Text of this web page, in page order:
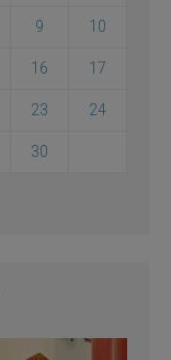
9 10
16 17
23 24
30